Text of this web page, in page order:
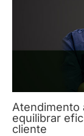
Atendimento
equilibrar
cliente